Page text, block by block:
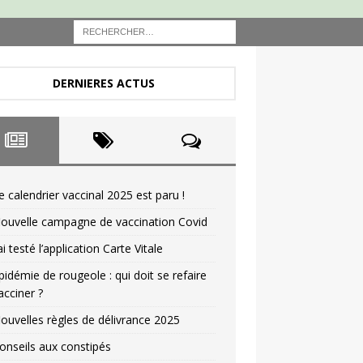
DERNIERES ACTUS
calendrier vaccinal 2025 est paru !
campagne de vaccination Covid
testé l’application Carte Vitale
de rougeole : qui doit se refaire
?
règles de délivrance 2025
aux constipés